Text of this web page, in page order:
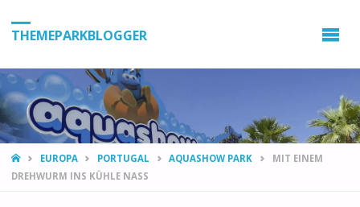
THEMEPARKBLOGGER
HOMEEUROPA PORTUGAL AQUASHOW PARK
MIT EINEM
DREHWURM INS KÜHLE NASS